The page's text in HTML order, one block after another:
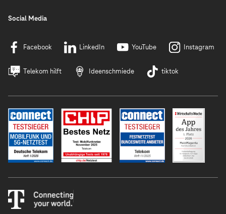
Social Media
Facebook LinkedIn YouTube Instagram
Telekom hilft Ideenschmiede tiktok